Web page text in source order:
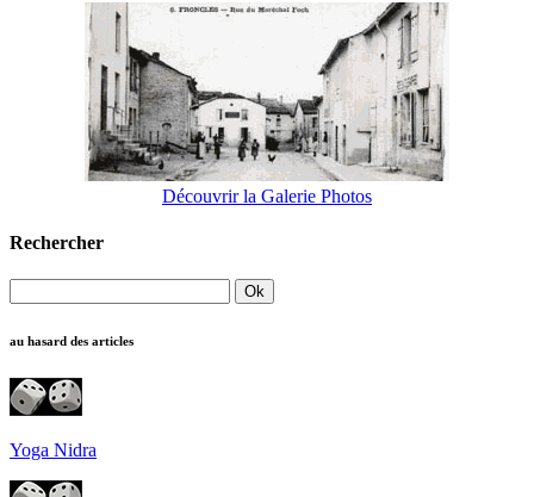
Découvrir la Galerie Photos
Rechercher
au hasard des articles
Yoga Nidra